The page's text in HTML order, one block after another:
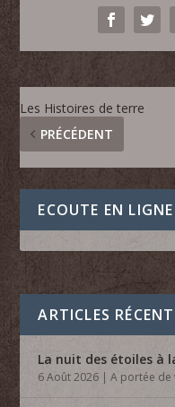
Les Histoires de terre
PRÉCÉDENT
ECOUTE EN LIGNE
ARTICLES
La nuit des étoiles à
6 Août 2026 |A portée de